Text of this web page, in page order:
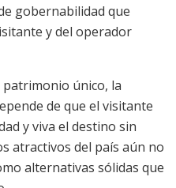
gobernabilidad que
y del operador
patrimonio único, la
de que el visitante
y viva el destino sin
atractivos del país aún no
alternativas sólidas que